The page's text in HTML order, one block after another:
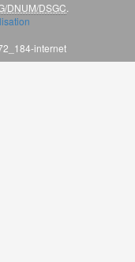
DNUM/DSGC
internet